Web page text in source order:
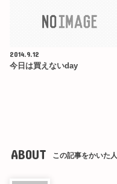
2014.9.12
今日は買えないday
ABOUT この記事をかいた人